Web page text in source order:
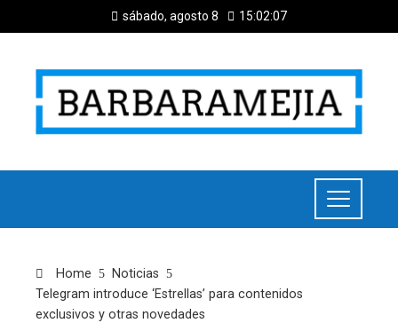
sábado, agosto 8 15:02:08
Home
Noticias
Telegram introduce ‘Estrellas’ para contenidos
exclusivos y otras novedades